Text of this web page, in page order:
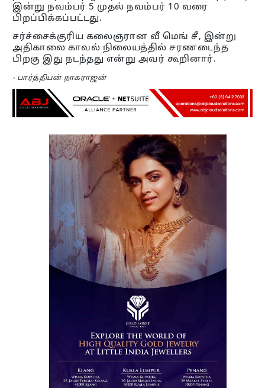
இன்று நவம்பர் 5 முதல் நவம்பர் 10 வரை
பிறப்பிக்கப்பட்டது.
சர்ச்சைக்குரிய கலைஞரான வீ மெங் சீ, இன்று
அதிகாலை காவல் நிலையத்தில் சரணடைந்த
பிறகு இது நடந்தது என்று அவர் கூறினார்.
- பார்த்திபன் நாகராஜன்